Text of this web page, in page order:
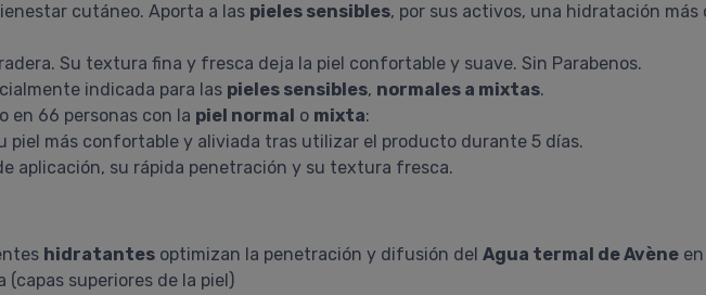
cutáneo. Aporta a las pieles sensibles, por sus activos, una hidratación
Su textura fina y fresca deja la piel confortable y suave. Sin Parabenos.
indicada para las pieles sensibles, normales a mixtas.
en 66 personas con la piel normal o mixta:
piel más confortable y aliviada tras utilizar el producto durante 5 días.
aplicación, su rápida penetración y su textura fresca.
hidratantes optimizan la penetración y difusión del Agua termal de Avène
(capas superiores de la piel)